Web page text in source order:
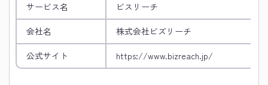
サービス名 ビスリーチ
会社名 株式会社ビズリーチ
公式サイト https://www.bizreach.jp/